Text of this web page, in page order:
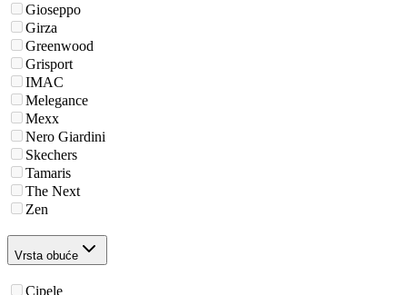
Gioseppo
Girza
Greenwood
Grisport
IMAC
Melegance
Mexx
Nero Giardini
Skechers
Tamaris
The Next
Zen
Vrsta obuće
Cipele